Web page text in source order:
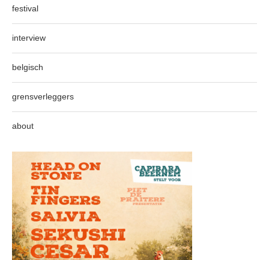
festival
interview
belgisch
grensverleggers
about